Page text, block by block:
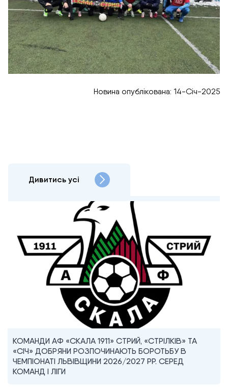
Новина опублікована: 14-Січ-2025
Дивитись усі
КОМАНДИ АФ «СКАЛА 1911» СТРИЙ, «СТРІЛКІВ» ТА
«СІЧ» ДОБРЯНИ РОЗПОЧИНАЮТЬ БОРОТЬБУ В
ЧЕМПІОНАТІ ЛЬВІВЩИНИ 2026/2027 РР. СЕРЕД
КОМАНД I ЛІГИ